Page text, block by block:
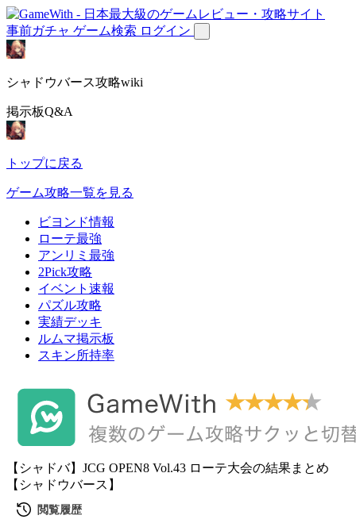
事前ガチャ ゲーム検索 ログイン
シャドウバース攻略wiki
掲示板Q&A
トップに戻る
ゲーム攻略一覧を見る
ビヨンド情報
ローテ最強
アンリミ最強
2Pick攻略
イベント速報
パズル攻略
実績デッキ
ルムマ掲示板
スキン所持率
【シャドバ】JCG OPEN8 Vol.43 ローテ大会の結果まとめ
【シャドウバース】